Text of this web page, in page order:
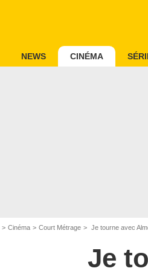
NEWS CINÉMA
Cinéma Court Métrage Je tourne avec
Je